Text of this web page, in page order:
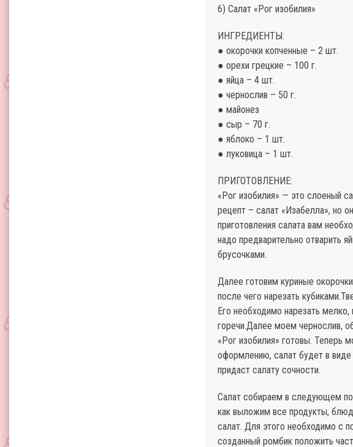
6) Салат «Рог изобилия»
ИНГРЕДИЕНТЫ:
● окорочки копченные – 2 шт.
● орехи грецкие – 100 г.
● яйца – 4 шт.
● чернослив – 50 г.
● майонез
● сыр – 70 г.
● яблоко – 1 шт.
● луковица – 1 шт.
ПРИГОТОВЛЕНИЕ:
«Рог изобилия» — это слоеный
рецепт – салат «Изабелла», но
приготовления салата вам
надо предварительно отварить
брусочками.
Далее готовим куриные
после чего нарезать
Его необходимо нарезать мелко,
горечи.Далее моем чернослив,
«Рог изобилия» готовы. Теперь
оформлению, салат будет в
придаст салату сочности.
Салат собираем в следующем
как выложим все продукты,
салат. Для этого необходимо с
созданный ромбик положить